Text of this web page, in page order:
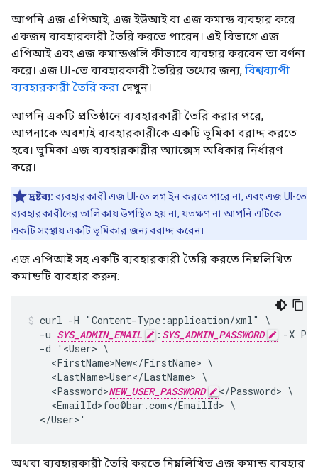
আপনি এজ এপিআই, এজ ইউআই বা এজ কমান্ড ব্যবহার করে
একজন ব্যবহারকারী তৈরি করতে পারেন। এই বিভাগে এজ
এপিআই এবং এজ কমান্ডগুলি কীভাবে ব্যবহার করবেন তা বর্ণনা
করে। এজ UI-তে ব্যবহারকারী তৈরির তথ্যের জন্য, বিশ্বব্যাপী
ব্যবহারকারী তৈরি করা দেখুন।
আপনি একটি প্রতিষ্ঠানে ব্যবহারকারী তৈরি করার পরে,
আপনাকে অবশ্যই ব্যবহারকারীকে একটি ভূমিকা বরাদ্দ করতে
হবে। ভূমিকা এজ ব্যবহারকারীর অ্যাক্সেস অধিকার নির্ধারণ
করে।
দ্রষ্টব্য: ব্যবহারকারী এজ UI-তে লগ ইন করতে পারে না, এবং এজ UI-তে
ব্যবহারকারীদের তালিকায় উপস্থিত হয় না, যতক্ষণ না আপনি এটিকে
একটি সংস্থায় একটি ভূমিকার জন্য বরাদ্দ করেন৷
এজ এপিআই সহ একটি ব্যবহারকারী তৈরি করতে নিম্নলিখিত
কমান্ডটি ব্যবহার করুন:
curl -H "Content-Type:application/xml" \
  -u
SYS_ADMIN_EMAIL : SYS_ADMIN_PASSWORD
-X
  -d '<User> \
    <FirstName>New</FirstName> \
    <LastName>User</LastName> \
    <Password>
NEW_USER_PASSWORD
</Password> \
    <EmailId>foo@bar.com</EmailId> \
  </User>'
অথবা ব্যবহারকারী তৈরি করতে নিম্নলিখিত এজ কমান্ড ব্যবহার